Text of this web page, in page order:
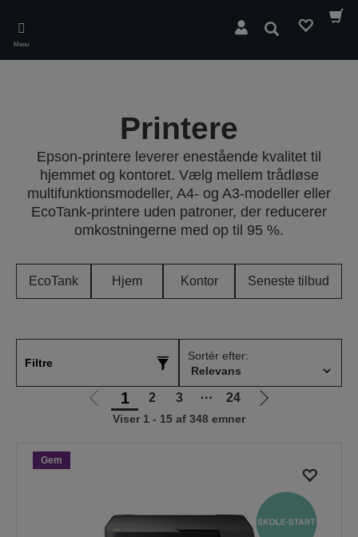
main
content
Menu
Søg
Printere
Epson-printere leverer enestående kvalitet til
hjemmet og kontoret. Vælg mellem trådløse
multifunktionsmodeller, A4- og A3-modeller eller
EcoTank-printere uden patroner, der reducerer
omkostningerne med op til 95 %.
EcoTank Hjem Kontor Seneste tilbud
Filtre
Sortér efter:
Gå
1 2 3 ⋯ 24
Gå
Viser 1 - 15 af 348 emner
Gem